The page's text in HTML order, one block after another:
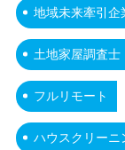
地域未来牽引企
土地家屋調査士
フルリモート
ハウスクリーニ